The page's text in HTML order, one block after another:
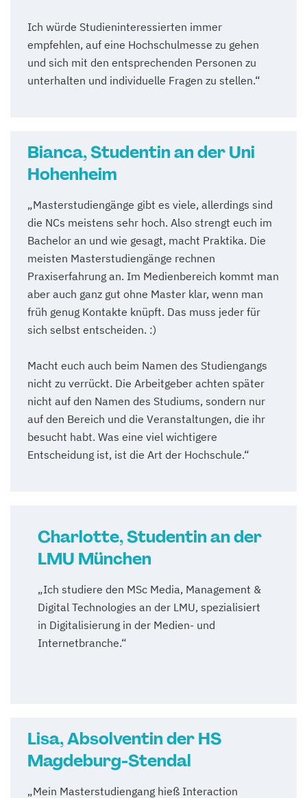
Ich würde Studieninteressierten immer
empfehlen, auf eine Hochschulmesse zu gehen
und sich mit den entsprechenden Personen zu
unterhalten und individuelle Fragen zu stellen.“
Bianca, Studentin an der Uni
Hohenheim
„Masterstudiengänge gibt es viele, allerdings sind
die NCs meistens sehr hoch. Also strengt euch im
Bachelor an und wie gesagt, macht Praktika. Die
meisten Masterstudiengänge rechnen
Praxiserfahrung an. Im Medienbereich kommt man
aber auch ganz gut ohne Master klar, wenn man
früh genug Kontakte knüpft. Das muss jeder für
sich selbst entscheiden. :)
Macht euch auch beim Namen des Studiengangs
nicht zu verrückt. Die Arbeitgeber achten später
nicht auf den Namen des Studiums, sondern nur
auf den Bereich und die Veranstaltungen, die ihr
besucht habt. Was eine viel wichtigere
Entscheidung ist, ist die Art der Hochschule.“
Charlotte, Studentin an der
LMU München
„Ich studiere den MSc Media, Management &
Digital Technologies an der LMU, spezialisiert
in Digitalisierung in der Medien- und
Internetbranche.“
Lisa, Absolventin der HS
Magdeburg-Stendal
„Mein Masterstudiengang hieß Interaction